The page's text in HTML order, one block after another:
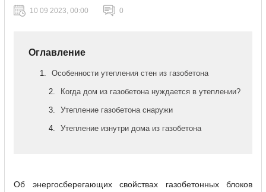
10 09 2023, 00:00 0
Оглавление
Особенности утепления стен из газобетона
Когда дом из газобетона нуждается в утеплении?
Утепление газобетона снаружи
Утепление изнутри дома из газобетона
Об энергосберегающих свойствах газобетонных блоков